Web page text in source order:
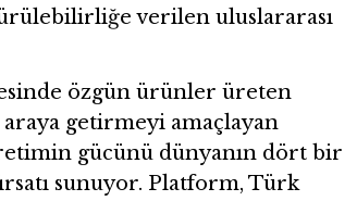
verilen uluslararası
özgün ürünler üreten
getirmeyi amaçlayan
gücünü dünyanın dört bir
sunuyor. Platform, Türk